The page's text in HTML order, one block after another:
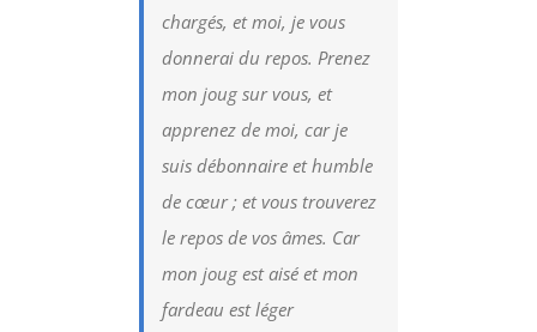
chargés, et moi, je vous
donnerai du repos. Prenez
mon joug sur vous, et
apprenez de moi, car je
suis débonnaire et humble
de cœur ; et vous trouverez
le repos de vos âmes. Car
mon joug est aisé et mon
fardeau est léger